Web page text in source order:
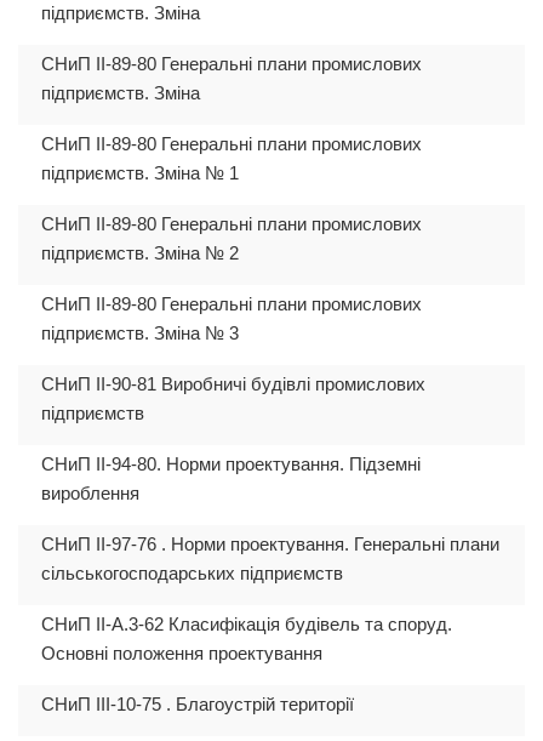
підприємств. Зміна
СНиП II-89-80 Генеральні плани промислових
підприємств. Зміна
СНиП II-89-80 Генеральні плани промислових
підприємств. Зміна № 1
СНиП II-89-80 Генеральні плани промислових
підприємств. Зміна № 2
СНиП II-89-80 Генеральні плани промислових
підприємств. Зміна № 3
СНиП II-90-81 Виробничі будівлі промислових
підприємств
СНиП II-94-80. Норми проектування. Підземні
вироблення
СНиП II-97-76 . Норми проектування. Генеральні плани
сільськогосподарських підприємств
СНиП II-А.3-62 Класифікація будівель та споруд.
Основні положення проектування
СНиП III-10-75 . Благоустрій території